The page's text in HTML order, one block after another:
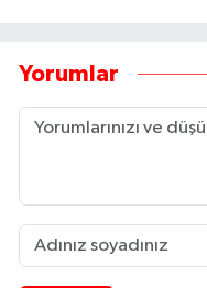
Yorumlar